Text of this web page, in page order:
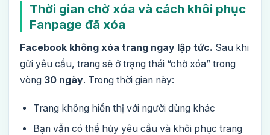
Thời gian chờ xóa và cách khôi phục
Fanpage đã xóa
Facebook không xóa trang ngay lập tức. Sau khi
gửi yêu cầu, trang sẽ ở trạng thái “chờ xóa” trong
vòng 30 ngày. Trong thời gian này:
Trang không hiển thị với người dùng khác
Bạn vẫn có thể hủy yêu cầu và khôi phục trang